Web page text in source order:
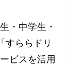
・中学生・
すららドリ
ビスを活用